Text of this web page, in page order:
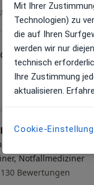
Königsteiner Str. 82, Bad Soden am Taunus •
Zu Google
Maps
Schmauß
Notfallmediziner
130 Bewertungen
Mit Ihrer
Technologien) zu
die auf Ihren
werden wir nur
technisch
Ihre Zustimmung
aktualisieren.
Cookie-